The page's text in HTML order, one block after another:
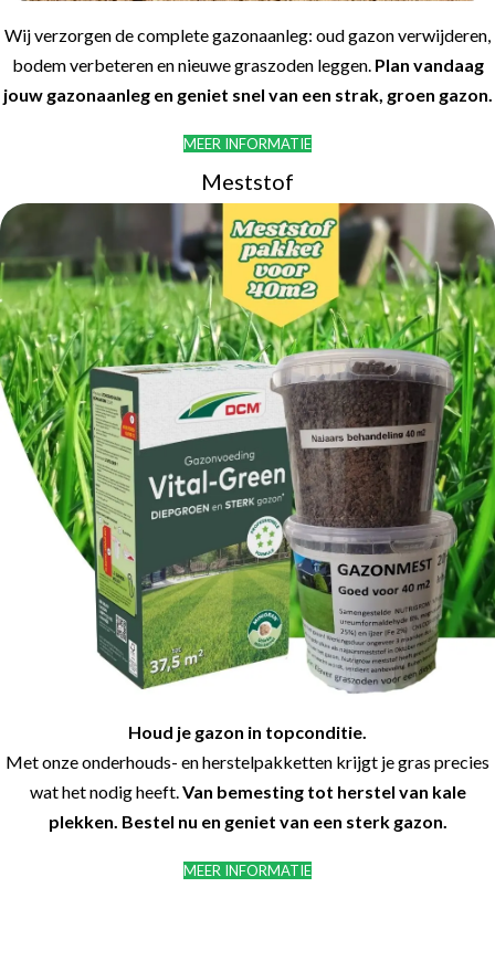
Wij verzorgen de complete gazonaanleg: oud gazon verwijderen,
bodem verbeteren en nieuwe graszoden leggen. Plan vandaag
jouw gazonaanleg en geniet snel van een strak, groen gazon.
MEER INFORMATIE
Meststof
Houd je gazon in topconditie.
Met onze onderhouds- en herstelpakketten krijgt je gras precies
wat het nodig heeft. Van bemesting tot herstel van kale
plekken. Bestel nu en geniet van een sterk gazon.
MEER INFORMATIE